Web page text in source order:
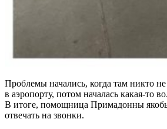
Проблемы начались, когда там никто не
в аэропорту, потом началась какая-то
В итоге, помощница Примадонны
отвечать на звонки.